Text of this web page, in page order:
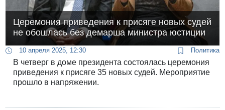
Церемония приведения к присяге новых судей
не обошлась без демарша министра юстиции
10 апреля 2025, 12:30 Политика
В четверг в доме президента состоялась церемония
приведения к присяге 35 новых судей. Мероприятие
прошло в напряжении.